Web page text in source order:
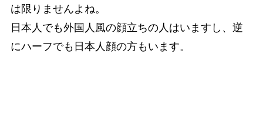
は限りませんよね。
日本人でも外国人風の顔立ちの人はいますし、逆
にハーフでも日本人顔の方もいます。